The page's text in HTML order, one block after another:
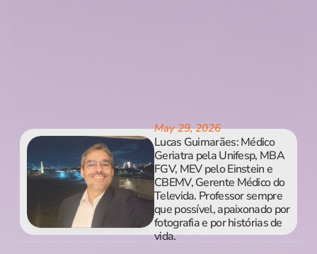
May 29, 2026
Lucas Guimarães: Médico
Geriatra pela Unifesp, MBA
FGV, MEV pelo Einstein e
CBEMV, Gerente Médico do
Televida. Professor sempre
que possível, apaixonado por
fotografia e por histórias de
vida.